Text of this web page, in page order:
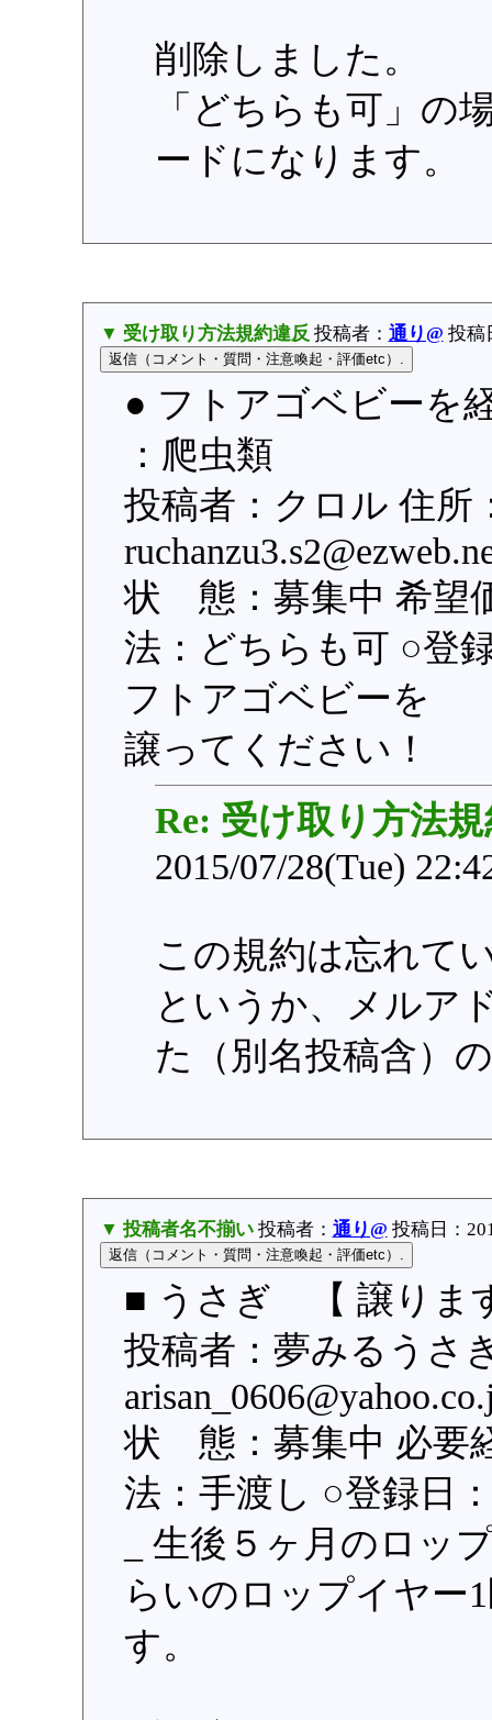
削除しました。
「どちらも可」の
ードになります。
▼ 受け取り方法規約違反 投稿者： 通り@ 投稿
● フトアゴベビーを
：爬虫類
投稿者：クロル 住所
状 態：募集中 希望
法：どちらも可 ○登
フトアゴベビーを
譲ってください！
Re: 受け取り方法
2015/07/28(Tue)
この規約は忘れて
というか、メルア
た（別名投稿含）
▼ 投稿者名不揃い投稿者： 通り@ 投稿日：
■ うさぎ 【 譲りま
投稿者：夢みるうさ
状 態：募集中 必要
法：手渡し ○登録日
_ 生後５ヶ月のロッ
らいのロップイヤー
す。